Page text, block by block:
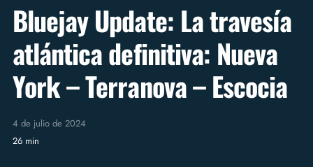
4 de julio de 2024
26 min
Bluejay Update: La travesía
atlántica definitiva: Nueva
York – Terranova – Escocia